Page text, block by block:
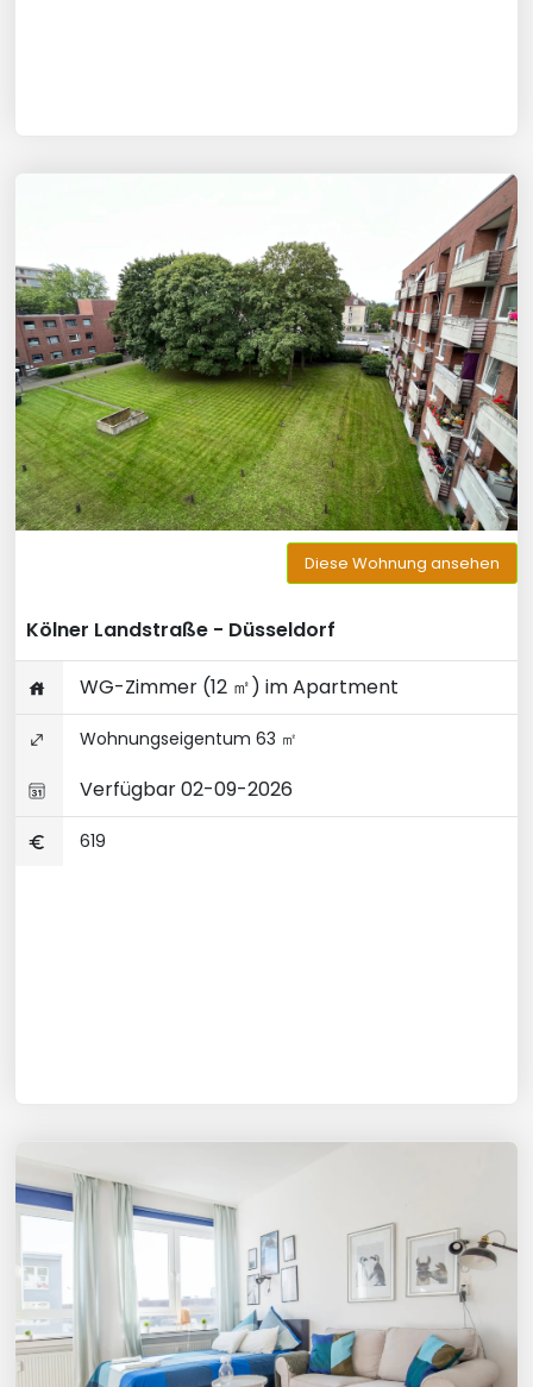
Diese Wohnung ansehen
Kölner Landstraße - Düsseldorf
WG-Zimmer (12 ㎡) im Apartment
Wohnungseigentum 63 ㎡
Verfügbar 02-09-2026
619